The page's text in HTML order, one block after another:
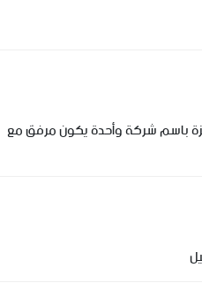
باسم شركة وأحدة يكون مرفق مع